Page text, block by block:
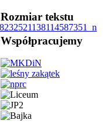
Rozmiar tekstu
Współpracujemy